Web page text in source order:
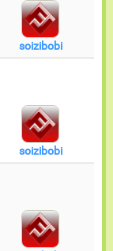
soizibobi
soizibobi